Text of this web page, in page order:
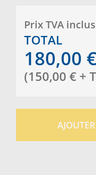
Prix ​​TVA
TOTAL
180,00
(150,00 € +